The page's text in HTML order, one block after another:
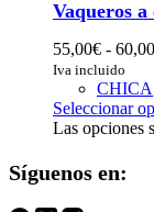
Vaqueros
55,00€ - 60,00
Iva incluido
CHICA
Seleccionar
Las opciones
Síguenos en: